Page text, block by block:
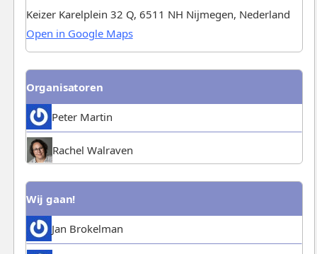
Keizer Karelplein 32 Q, 6511 NH Nijmegen, Nederland
Open in Google Maps
Organisatoren
Peter Martin
Rachel Walraven
Wij gaan!
Jan Brokelman